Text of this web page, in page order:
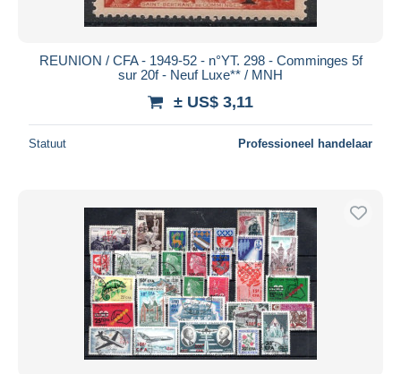
REUNION / CFA - 1949-52 - n°YT. 298 - Comminges 5f
sur 20f - Neuf Luxe** / MNH
± US$ 3,11
Statuut Professioneel handelaar